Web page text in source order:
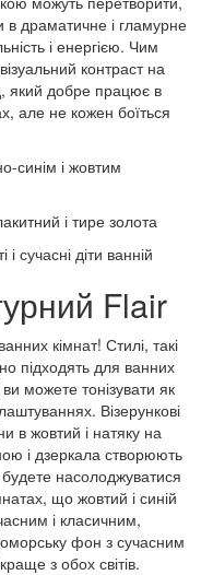
в драматичне і гламурне
і енергією. Чим
контраст на
який добре працює в
але не кожен боїться
Flair
кімнат! Стилі, такі
підходять для ванних
ви можете тонізувати як
Візерункові
в жовтий і натяку на
і дзеркала створюють
насолоджуватися
що жовтий і синій
і класичним,
фон з сучасним
з обох світів.